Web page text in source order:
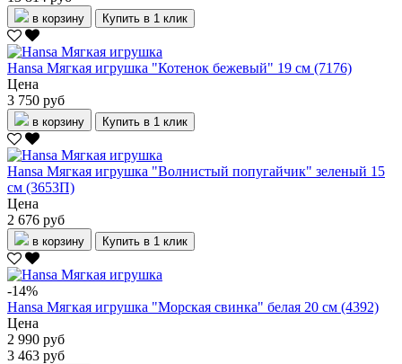
в корзину Купить в 1 клик
Hansa Мягкая игрушка "Котенок бежевый" 19 см (7176)
Цена
3 750 руб
в корзину Купить в 1 клик
Hansa Мягкая игрушка "Волнистый попугайчик" зеленый 15
см (3653П)
Цена
2 676 руб
в корзину Купить в 1 клик
-14%
Hansa Мягкая игрушка "Морская свинка" белая 20 см (4392)
Цена
2 990 руб
3 463 руб